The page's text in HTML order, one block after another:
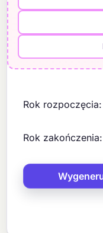
Rok rozpoczęcia:
Rok zakończenia: